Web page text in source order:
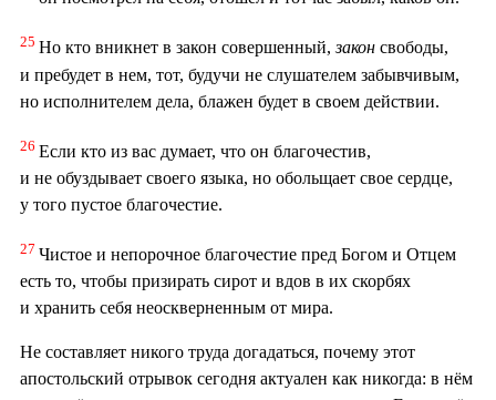
25 Но кто вникнет в закон совершенный,закон свободы,
и пребудет в нем, тот, будучи не слушателем забывчивым,
но исполнителем дела, блажен будет в своем действии.
26 Если кто из вас думает, что он благочестив,
и не обуздывает своего языка, но обольщает свое сердце,
у того пустое благочестие.
27 Чистое и непорочное благочестие пред Богом и Отцем
есть то, чтобы призирать сирот и вдов в их скорбях
и хранить себя неоскверненным от мира.
Не составляет никого труда догадаться, почему этот
апостольский отрывок сегодня актуален как никогда: в нём